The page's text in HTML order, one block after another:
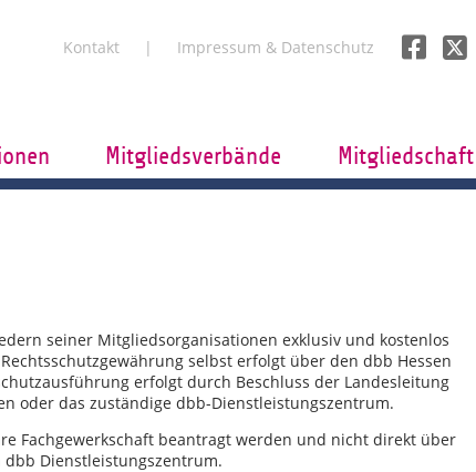
Kontakt Impressum & Datenschutz
Mitgliedsverbände Mitgliedschaft
seiner Mitgliedsorganisationen exklusiv und kostenlos
selbst erfolgt über den dbb Hessen
erfolgt durch Beschluss der Landesleitung
oder das zuständige dbb-Dienstleistungszentrum.
Fachgewerkschaft beantragt werden und nicht direkt über
Dienstleistungszentrum.